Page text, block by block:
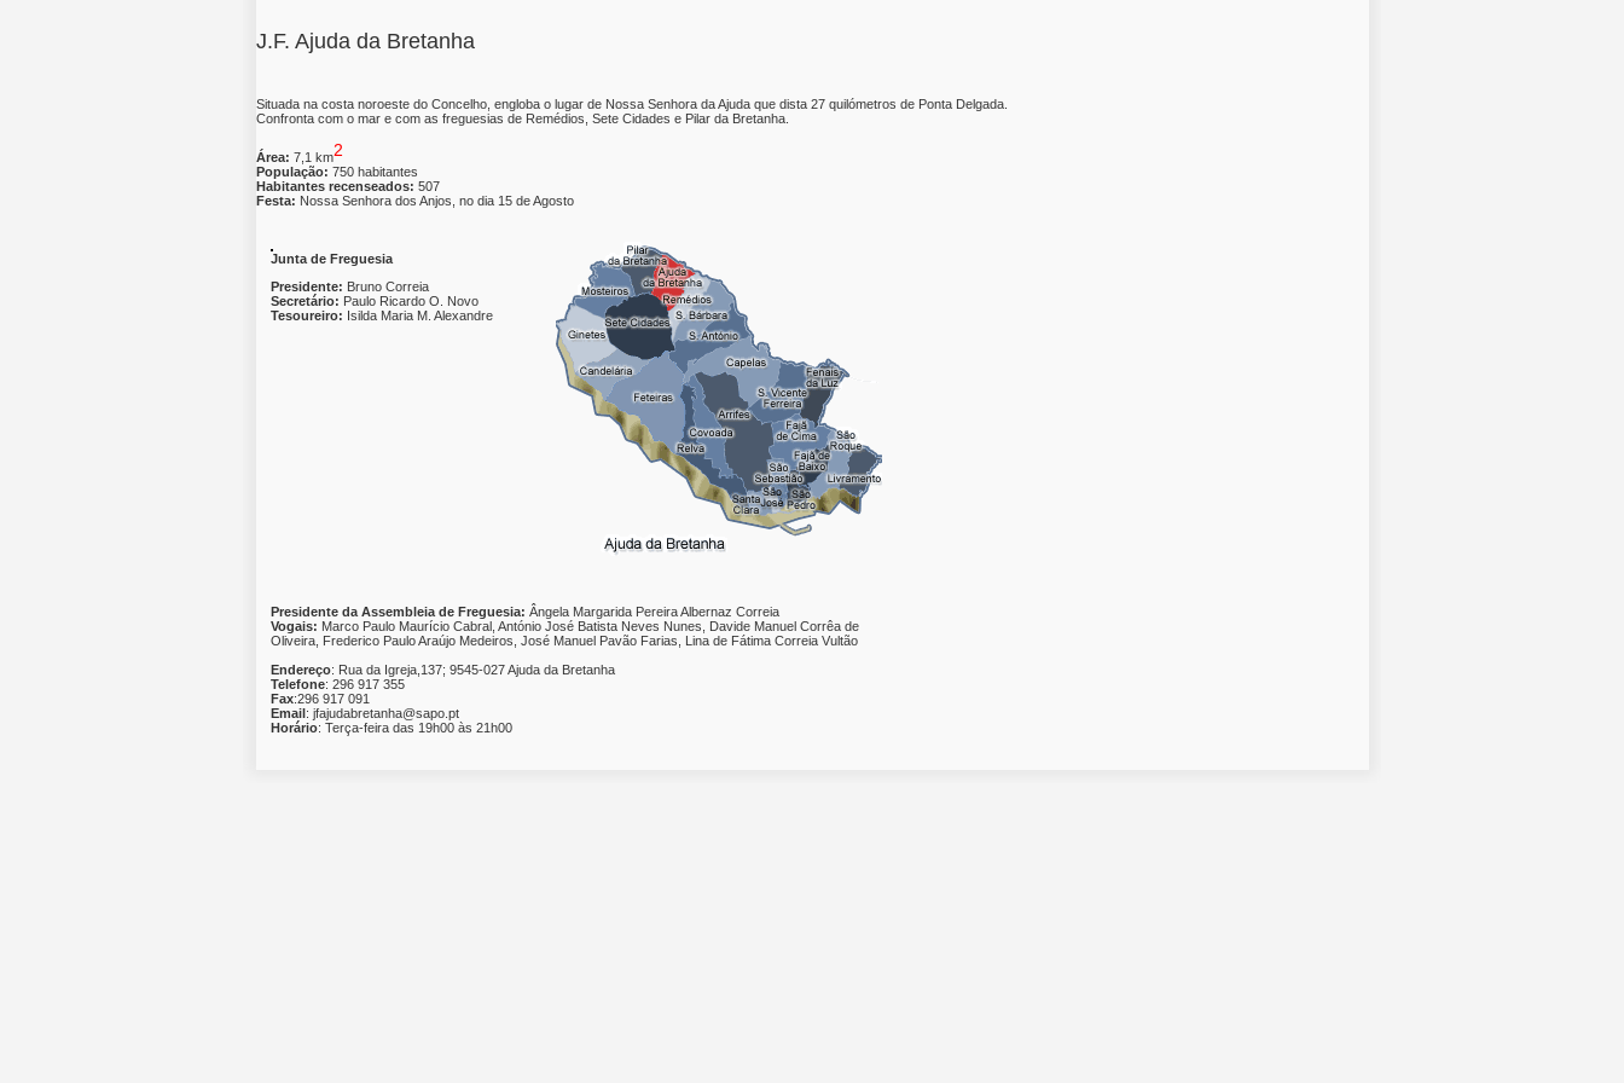
J.F. Ajuda da Bretanha
Situada na costa noroeste do Concelho, engloba o lugar de Nossa Senhora da Ajuda que dista 27 quilómetros de Ponta Delgada.
Confronta com o mar e com as freguesias de Remédios, Sete Cidades e Pilar da Bretanha.
Área: 7,1 km2
População: 750 habitantes
Habitantes recenseados: 507
Festa: Nossa Senhora dos Anjos, no dia 15 de Agosto
Junta de Freguesia
Presidente: Bruno Correia
Secretário: Paulo Ricardo O. Novo
Tesoureiro: Isilda Maria M. Alexandre
Presidente da Assembleia de Freguesia: Ângela Margarida Pereira Albernaz Correia
Vogais: Marco Paulo Maurício Cabral, António José Batista Neves Nunes, Davide Manuel Corrêa de
Oliveira, Frederico Paulo Araújo Medeiros, José Manuel Pavão Farias, Lina de Fátima Correia Vultão
Endereço: Rua da Igreja,137; 9545-027 Ajuda da Bretanha
Telefone: 296 917 355
Fax:296 917 091
Email: jfajudabretanha@sapo.pt
Horário: Terça-feira das 19h00 às 21h00